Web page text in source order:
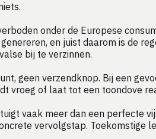
onder de Europese
en juist daarom is de
bij te verzinnen.
geen verzendknop. Bij een
vroeg of laat tot een toondove
vaak meer dan een perfecte
vervolgstap. Toekomstige